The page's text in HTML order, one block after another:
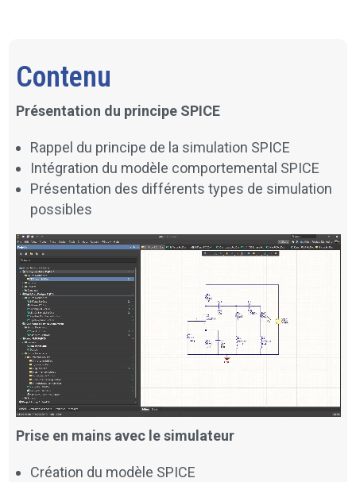
Contenu
Présentation du principe SPICE
Rappel du principe de la simulation SPICE
Intégration du modèle comportemental SPICE
Présentation des différents types de simulation
possibles
Prise en mains avec le simulateur
Création du modèle SPICE